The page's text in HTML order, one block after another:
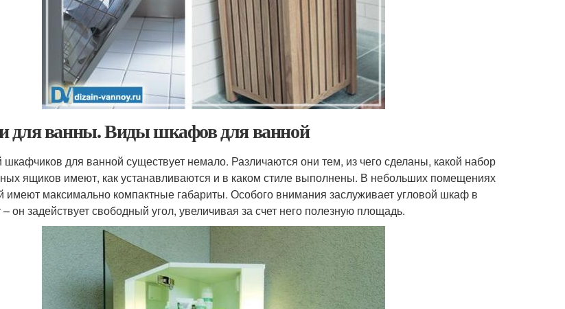
ванны. Виды шкафов для ванной
шкафчиков для ванной существует немало. Различаются они тем, из чего сделаны, какой набор
ящиков имеют, как устанавливаются и в каком стиле выполнены. В небольших помещениях
максимально компактные габариты. Особого внимания заслуживает угловой шкаф в
он задействует свободный угол, увеличивая за счет него полезную площадь.